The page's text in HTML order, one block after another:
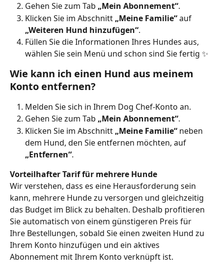
Gehen Sie zum Tab „Mein Abonnement“.
Klicken Sie im Abschnitt „Meine Familie“ auf
„Weiteren Hund hinzufügen“.
Füllen Sie die Informationen Ihres Hundes aus,
wählen Sie sein Menü und schon sind Sie fertig ✨
Wie kann ich einen Hund aus meinem
Konto entfernen?
Melden Sie sich in Ihrem Dog Chef-Konto an.
Gehen Sie zum Tab „Mein Abonnement“.
Klicken Sie im Abschnitt „Meine Familie“ neben
dem Hund, den Sie entfernen möchten, auf
„Entfernen“.
Vorteilhafter Tarif für mehrere Hunde
Wir verstehen, dass es eine Herausforderung sein
kann, mehrere Hunde zu versorgen und gleichzeitig
das Budget im Blick zu behalten. Deshalb profitieren
Sie automatisch von einem günstigeren Preis für
Ihre Bestellungen, sobald Sie einen zweiten Hund zu
Ihrem Konto hinzufügen und ein aktives
Abonnement mit Ihrem Konto verknüpft ist.